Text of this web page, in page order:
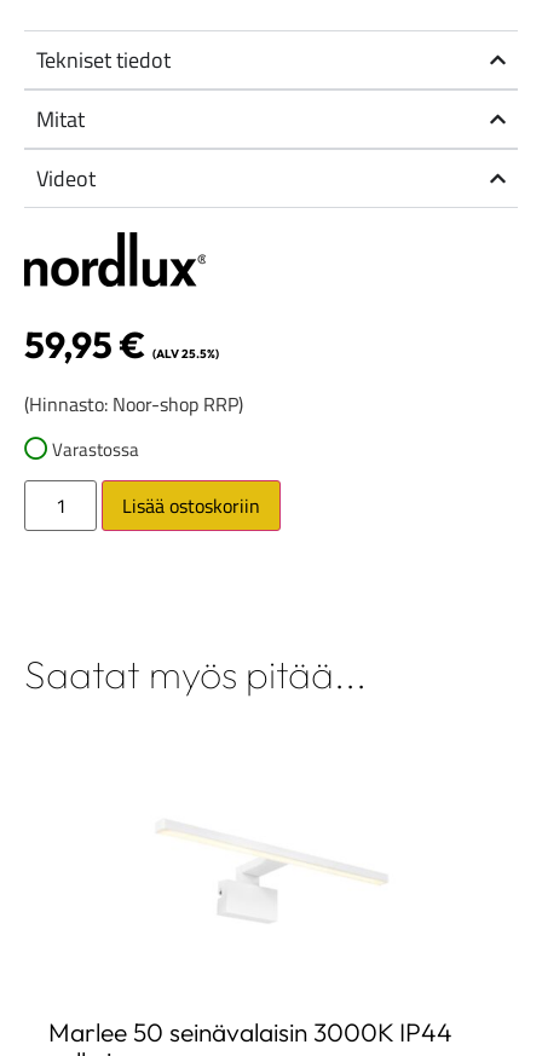
Tekniset tiedot
Mitat
Videot
59,95€ (ALV 25.5%)
(Hinnasto: Noor-shop RRP)
Varastossa
Lisää ostoskoriin
Saatat myös pitää...
Marlee 50 seinävalaisin 3000K IP44